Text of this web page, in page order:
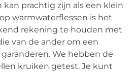
kan prachtig zijn als een klein
warmwaterflessen is het
rekening te houden met
van de ander om een
We hebben de
kruiken getest. Je kunt